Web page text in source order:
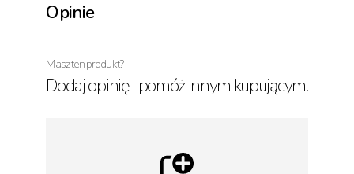
Opinie
Masz ten produkt?
Dodaj opinię i pomóż innym kupującym!